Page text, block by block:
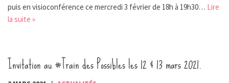
puis en visioconférence ce mercredi 3 février de 18h à 19h30… Lire
la suite »
Invitation au #Train des Possibles les 12 & 13 mars 2021.